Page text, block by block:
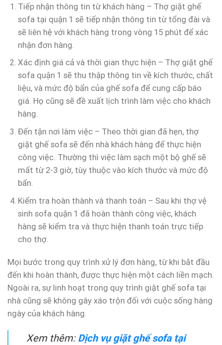
Tiếp nhận thông tin từ khách hàng – Thợ giặt ghế
sofa tại quận 1 sẽ tiếp nhận thông tin từ tổng đài và
sẽ liên hệ với khách hàng trong vòng 15 phút để xác
nhận đơn hàng.
Xác định giá cả và thời gian thực hiện – Thợ giặt ghế
sofa quận 1 sẽ thu thập thông tin về kích thước, chất
liệu, và mức độ bẩn của ghế sofa để cung cấp báo
giá. Họ cũng sẽ đề xuất lịch trình làm việc cho khách
hàng.
Đến tận nơi làm việc – Theo thời gian đã hẹn, thợ
giặt ghế sofa sẽ đến nhà khách hàng để thực hiện
công việc. Thường thì việc làm sạch một bộ ghế sẽ
mất từ 2-3 giờ, tùy thuộc vào kích thước và mức độ
bẩn.
Kiểm tra hoàn thành và thanh toán – Sau khi thợ vệ
sinh sofa quận 1 đã hoàn thành công việc, khách
hàng sẽ kiểm tra và thực hiện thanh toán trực tiếp
cho thợ.
Mọi bước trong quy trình xử lý đơn hàng, từ khi bắt đầu
đến khi hoàn thành, được thực hiện một cách liền mạch.
Ngoài ra, sự linh hoạt trong quy trình giặt ghế sofa tại
nhà cũng sẽ không gây xáo trộn đối với cuộc sống hàng
ngày của khách hàng.
Xem thêm: Dịch vụ giặt ghế sofa tại